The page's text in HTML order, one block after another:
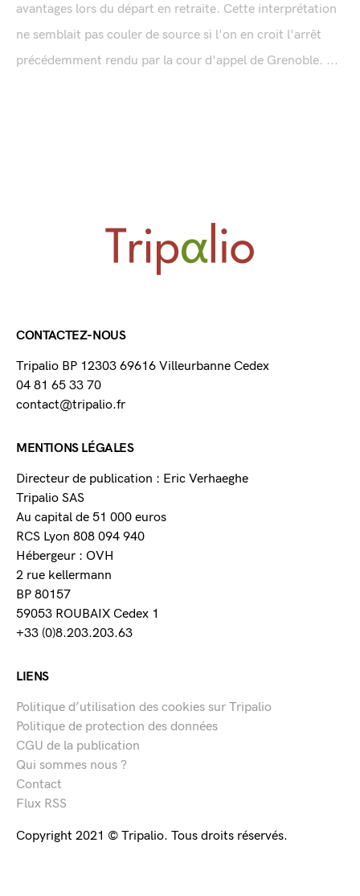
avantages lors du départ en retraite. Cette interprétation
ne semblait pas couler de source si l'on en croit l'arrêt
précédemment rendu par la cour d'appel de Grenoble. ...
CONTACTEZ-NOUS
Tripalio BP 12303 69616 Villeurbanne Cedex
04 81 65 33 70
contact@tripalio.fr
MENTIONS LÉGALES
Directeur de publication : Eric Verhaeghe
Tripalio SAS
Au capital de 51 000 euros
RCS Lyon 808 094 940
Hébergeur : OVH
2 rue kellermann
BP 80157
59053 ROUBAIX Cedex 1
+33 (0)8.203.203.63
LIENS
Politique d’utilisation des cookies sur Tripalio
Politique de protection des données
CGU de la publication
Qui sommes nous ?
Contact
Flux RSS
Copyright 2021 © Tripalio. Tous droits réservés.